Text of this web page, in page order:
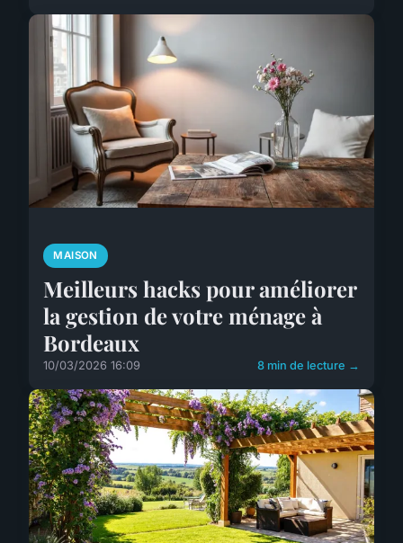
MAISON
Meilleurs hacks pour améliorer
la gestion de votre ménage à
Bordeaux
10/03/2026 16:09 8 min de lecture →